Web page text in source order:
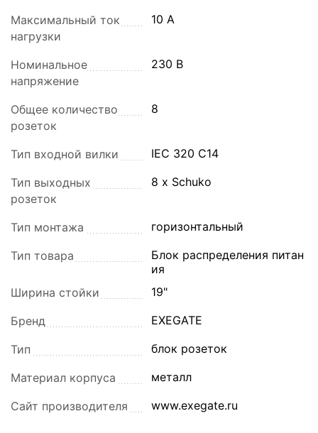
Максимальный ток
нагрузки
10 А
Номинальное
напряжение
230 В
Общее количество
розеток
8
Тип входной вилки IEC 320 C14
Тип выходных
розеток
8 x Schuko
Тип монтажа горизонтальный
Тип товара
Блок распределения питан
ия
Ширина стойки
19"
Бренд EXEGATE
Тип блок розеток
Материал корпуса металл
Сайт производителя www.exegate.ru